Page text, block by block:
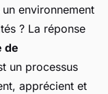
environnement
? La réponse
de
un processus
apprécient et